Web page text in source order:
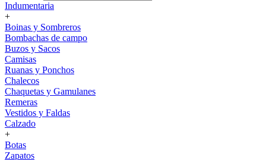
Indumentaria
+
Boinas y Sombreros
Bombachas de campo
Buzos y Sacos
Camisas
Ruanas y Ponchos
Chalecos
Chaquetas y Gamulanes
Remeras
Vestidos y Faldas
Calzado
+
Botas
Zapatos